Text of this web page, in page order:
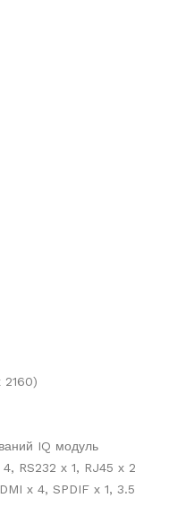
2160)
IQ модуль
RS232 х 1, RJ45 х 2
х 4, SPDIF х 1, 3.5